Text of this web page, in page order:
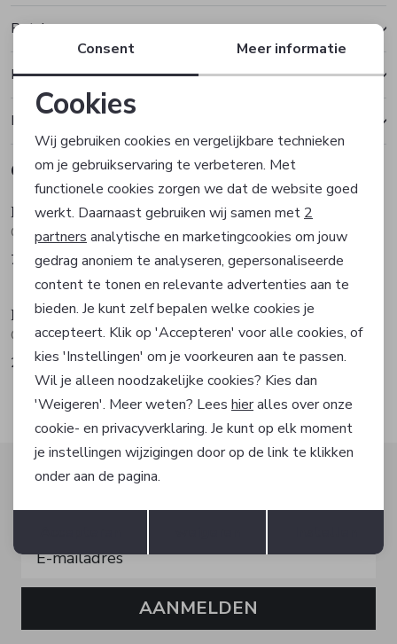
Betalen
Bezorgen of ophalen
Ruilen en retourneren
Gerelateerde producten
Sale
Hugo Boss
Overhemd
71,97 119,95
Hugo Boss
Overhemd
83,97 139,95
Sale
Hugo Boss
Overshirt
209,40 349,00
Hugo Boss
Overhemd
83,97 139,95
Altijd als eerste op de hoogte zijn?
AANMELDEN
Personalisatie cookies
Analytische cookies
Marketing cookies
Terug Opslaan
Consent Meer informatie
Cookies
Wij gebruiken cookies en vergelijkbare technieken
om je gebruikservaring te verbeteren. Met
functionele cookies zorgen we dat de website goed
werkt. Daarnaast gebruiken wij samen met 2
partners analytische en marketingcookies om jouw
gedrag anoniem te analyseren, gepersonaliseerde
content te tonen en relevante advertenties aan te
bieden. Je kunt zelf bepalen welke cookies je
accepteert. Klik op 'Accepteren' voor alle cookies, of
kies 'Instellingen' om je voorkeuren aan te passen.
Wil je alleen noodzakelijke cookies? Kies dan
'Weigeren'. Meer weten? Lees hieralles over onze
cookie- en privacyverklaring. Je kunt op elk moment
je instellingen wijzigingen door op de link te klikken
onder aan de pagina.